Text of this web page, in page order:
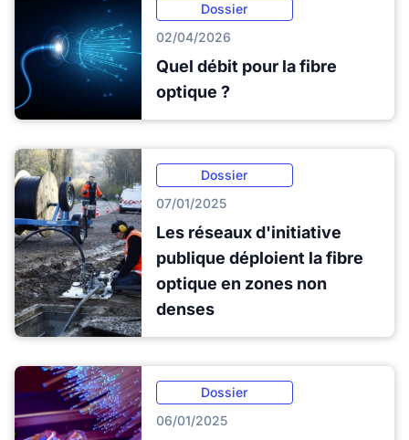
Dossier
02/04/2026
Quel débit pour la fibre
optique ?
Dossier
07/01/2025
Les réseaux d'initiative
publique déploient la fibre
optique en zones non
denses
Dossier
06/01/2025